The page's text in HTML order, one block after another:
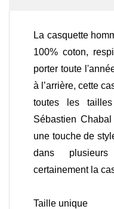
La casquette
100% coton,
porter toute
à l’arrière, cette
toutes les
Sébastien
une touche de
dans
certainement la
Taille unique